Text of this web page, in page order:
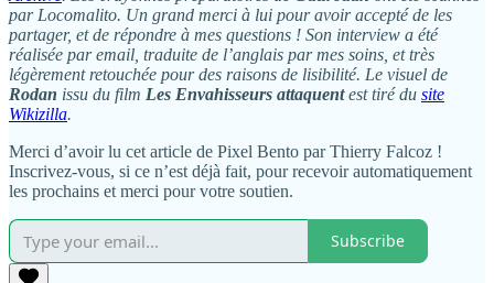
par Locomalito. Un grand merci à lui pour avoir accepté de les
partager, et de répondre à mes questions ! Son interview a été
réalisée par email, traduite de l’anglais par mes soins, et très
légèrement retouchée pour des raisons de lisibilité. Le visuel de
Rodan issu du film Les Envahisseurs attaquentest tiré du site
Wikizilla.
Merci d’avoir lu cet article de Pixel Bento par Thierry Falcoz !
Inscrivez-vous, si ce n’est déjà fait, pour recevoir automatiquement
les prochains et merci pour votre soutien.
Subscribe